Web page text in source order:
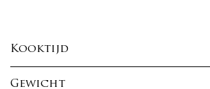
Kooktijd
Gewicht